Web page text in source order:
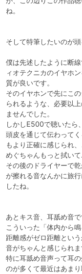
ね。
そして特筆したいのが
僕は先述したように断
ィオテクニカのイヤホ
質が良いです。
そのイヤホンで先にこ
られるような、必要以
ませんでした。
しかしE500で聴いたら
頭皮を通じて伝わって
もより正確に感じられ
めぐちゃんもっと拭い
その後のドライヤーで
が擦れる音なんかに旅
したね。
あとキス音、耳舐め音で
こういった「体内から
距離感がゼロ距離とい
音がちゃんと感じられま
特に耳舐め音声って耳
のが多くて最近はあま